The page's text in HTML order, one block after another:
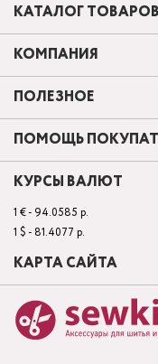
КАТАЛОГ ТОВАРОВ
КОМПАНИЯ
ПОЛЕЗНОЕ
ПОМОЩЬ
КУРСЫ ВАЛЮТ
1 € - 94.0585 р.
1 $ - 81.4077 р.
КАРТА САЙТА